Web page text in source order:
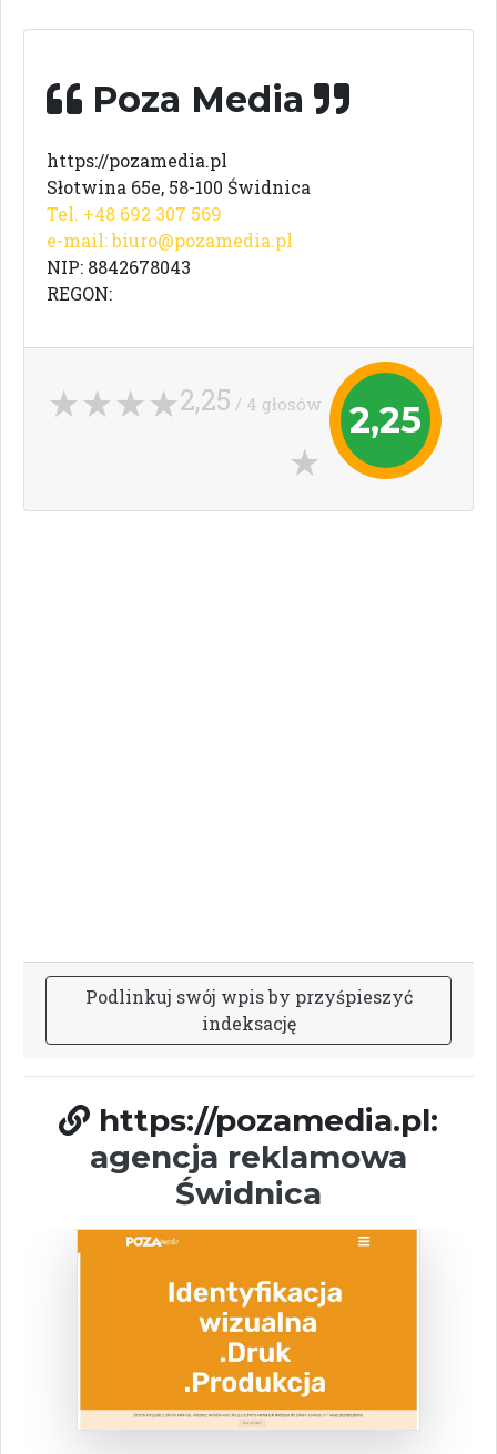
Poza Media
https://pozamedia.pl
Słotwina 65e, 58-100 Świdnica
Tel. +48 692 307 569
e-mail:biuro@pozamedia.pl
NIP: 8842678043
REGON:
2,25
2,25 / 4 głosów
Podlinkuj swój wpisby przyśpieszyć
indeksację
https://pozamedia.pl:
agencja reklamowa
Świdnica